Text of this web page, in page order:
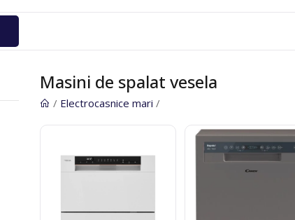
Masini de spalat vesela
/ Electrocasnice mari /